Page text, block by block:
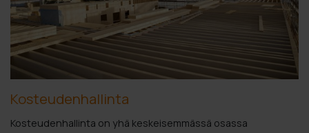
Kosteudenhallinta
Kosteudenhallinta on yhä keskeisemmässä osassa